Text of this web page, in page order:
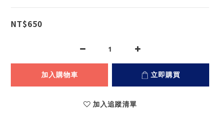
NT$650
加入購物車 立即購買
加入追蹤清單